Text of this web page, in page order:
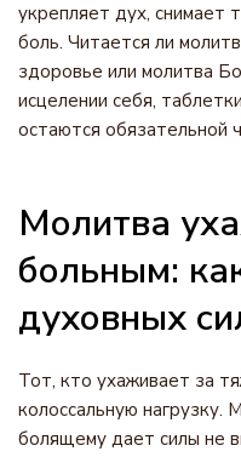
укрепляет дух, снимает
боль. Читается ли
здоровье или молитва
исцелении себя,
остаются обязательной
Молитва
больным:
духовных
Тот, кто ухаживает за
колоссальную нагрузку.
болящему дает силы не